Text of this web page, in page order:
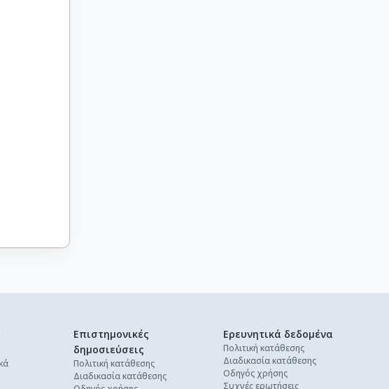
Επιστημονικές
δημοσιεύσεις
Πολιτική κατάθεσης
Διαδικασία κατάθεσης
Ερευνητικά δεδομένα
Πολιτική κατάθεσης
Διαδικασία κατάθεσης
Οδηγός χρήσης
Συχνές ερωτήσεις